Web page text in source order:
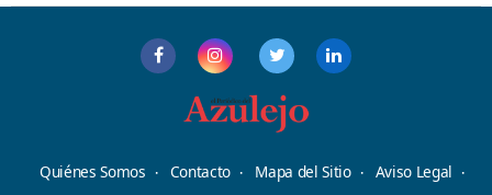
Quiénes Somos Contacto Mapa del Sitio
Aviso Legal